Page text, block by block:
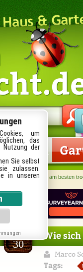
sich Herbstblätter am besten
30
Wie
Marco
Tags:
um
das
Nutzung der
Sie selbst
zulassen.
in unseren